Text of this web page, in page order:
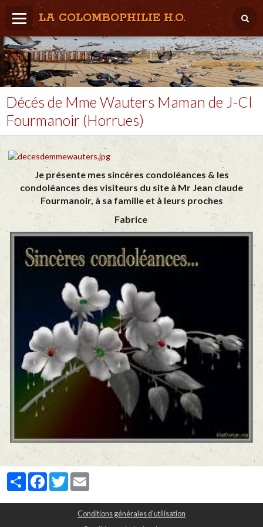
LA COLOMBOPHILIE H.O.
Home
Météo / Het weer
Lâcher / Los
Result. clubs, Provincial, (Inter)National
RFCB / KBDB
Décés de Mme Wauters Maman de J-Cl
Fourmanoir (Horrues)
Je présente mes sincères condoléances & les
condoléances des visiteurs du site à Mr Jean claude
Fourmanoir, à sa famille et à leurs proches
Fabrice
PartagerFacebook
Twitter
Conditions générales d'utilisation